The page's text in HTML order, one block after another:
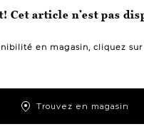
Cet article n’est pas
en magasin, cliquez sur
Trouvez en magasin